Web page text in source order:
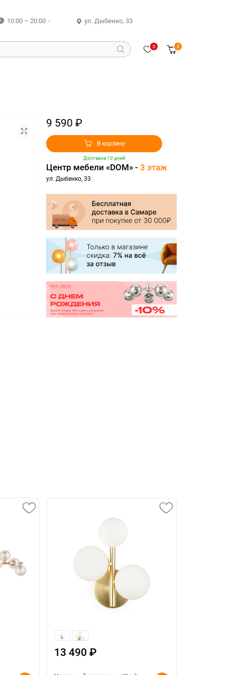
10:00 – 20:00 ул. Дыбенко, 33
0 0
9 590 ₽
В корзину
Доставка 10 дней
Центр мебели «DOM» - 3 этаж
ул. Дыбенко, 33
13 490 ₽